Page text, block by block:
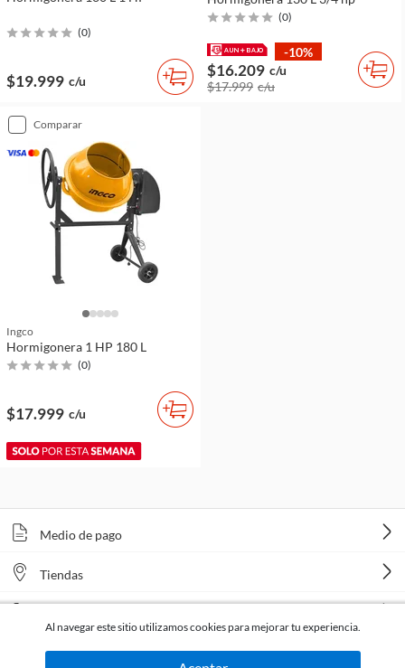
(0)
$19.999 c/u
(0)
-10%
$16.209 c/u
$17.999 c/u
comparar
Ingco
Hormigonera 1 HP 180 L
(0)
$17.999 c/u
Medio de pago
Tiendas
Al navegar este sitio utilizamos cookies para mejorar tu experiencia.